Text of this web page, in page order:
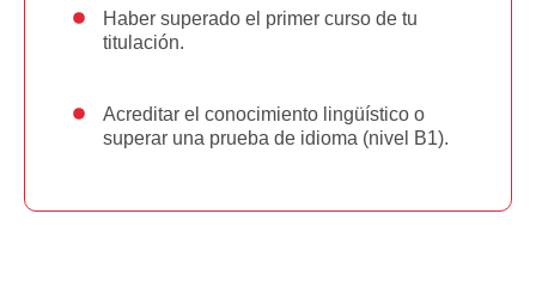
Haber superado el primer curso de tu
titulación.
Acreditar el conocimiento lingüístico o
superar una prueba de idioma (nivel B1).